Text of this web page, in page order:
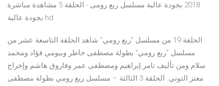
2018 بجودة عالية مسلسل ربع رومى - الحلقة 5 مشاهدة مباشرة
بجودة عالية hd
الحلقة 19 من مسلسل "ربع رومي" شاهد الحلقة التاسعة عشر من
مسلسل "ربع رومي" بطولة مصطفى خاطر وبيومي فؤاد ومحمد
سلام ومن تأليف تامر إبراهيم ومصطفى عمر وفاروق هاشم وإخراج
معتز التوني. الحلقة 3 الثالثة – مسلسل ربع رومي بطولة مصطفى